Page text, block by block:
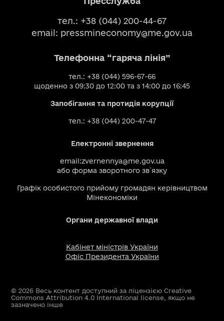
тел.: +38 (044) 200-44-67
email: pressmineconomy@me.gov.ua
Телефонна “гаряча лінія”
тел.: +38 (044) 596-67-66
щоденно з 09:30 до 12:00 та з 14:00 до 16:45
Запобігання та протидія корупції
тел.: +38 (044) 200-47-47
Електронні звернення
email:zvernennya@me.gov.ua
або форма зворотного зв`язку
Графік особистого прийому громадян керівництвом
Мінекономіки
Органи державної влади
Кабінет міністрів України
Офіс Президента України
© 2026 Весь контент доступний за ліцензією Creative
Commons Attribution 4.0 International license, якщо не
зазначено інше